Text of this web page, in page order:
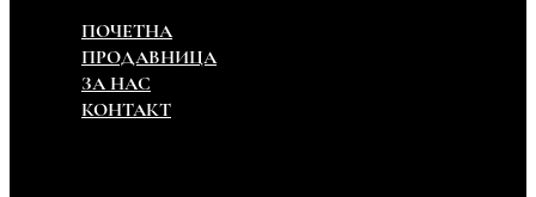
ПОЧЕТНА
ПРОДАВНИЦА
ЗА НАС
КОНТАКТ